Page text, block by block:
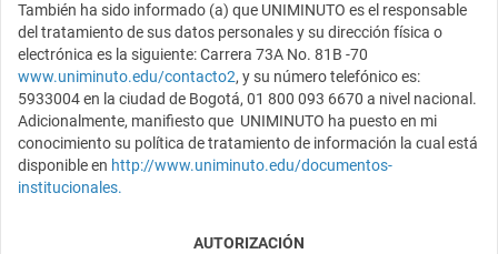
También ha sido informado (a) que UNIMINUTO es el responsable
del tratamiento de sus datos personales y su dirección física o
electrónica es la siguiente: Carrera 73A No. 81B -70
www.uniminuto.edu/contacto2, y su número telefónico es:
5933004 en la ciudad de Bogotá, 01 800 093 6670 a nivel nacional.
Adicionalmente, manifiesto que UNIMINUTO ha puesto en mi
conocimiento su política de tratamiento de información la cual está
disponible en http://www.uniminuto.edu/documentos-
institucionales.
AUTORIZACIÓN